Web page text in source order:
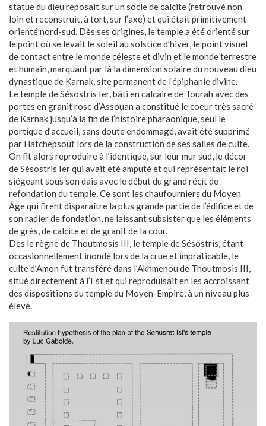
statue du dieu reposait sur un socle de calcite (retrouvé non
loin et reconstruit, à tort, sur l’axe) et qui était primitivement
orienté nord-sud. Dès ses origines, le temple a été orienté sur
le point où se levait le soleil au solstice d’hiver, le point visuel
de contact entre le monde céleste et divin et le monde terrestre
et humain, marquant par là la dimension solaire du nouveau dieu
dynastique de Karnak, site permanent de l’épiphanie divine.
Le temple de Sésostris Ier, bâti en calcaire de Tourah avec des
portes en granit rose d’Assouan a constitué le coeur très sacré
de Karnak jusqu’à la fin de l’histoire pharaonique, seul le
portique d’accueil, sans doute endommagé, avait été supprimé
par Hatchepsout lors de la construction de ses salles de culte.
On fit alors reproduire à l’identique, sur leur mur sud, le décor
de Sésostris Ier qui avait été amputé et qui représentait le roi
siégeant sous son dais avec le début du grand récit de
refondation du temple. Ce sont les chaufourniers du Moyen
Âge qui firent disparaître la plus grande partie de l’édifice et de
son radier de fondation, ne laissant subsister que les éléments
de grès, de calcite et de granit de la cour.
Dès le règne de Thoutmosis III, le temple de Sésostris, étant
occasionnellement inondé lors de la crue et impraticable, le
culte d’Amon fut transféré dans l’Akhmenou de Thoutmosis III,
situé directement à l’Est et qui reproduisait en les accroissant
des dispositions du temple du Moyen-Empire, à un niveau plus
élevé.